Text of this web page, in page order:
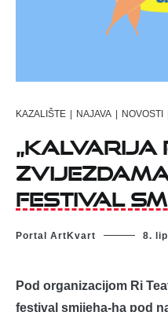
KAZALIŠTE | NAJAVA | NOVOSTI
„KALVARIJA
FESTIVAL
Portal ArtKvart 8.
Pod organizacijom Ri
festival smijeha-ha pod